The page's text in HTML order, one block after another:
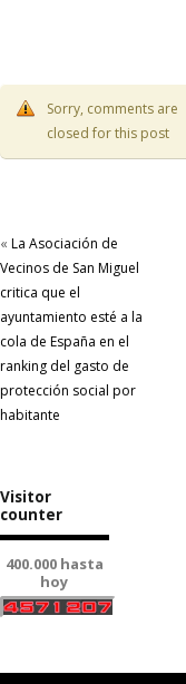
Sorry, comments are
closed for this post
« La Asociación de
Vecinos de San Miguel
critica que el
ayuntamiento esté a la
cola de España en el
ranking del gasto de
protección social por
habitante
Visitor
counter
400.000 hasta
hoy